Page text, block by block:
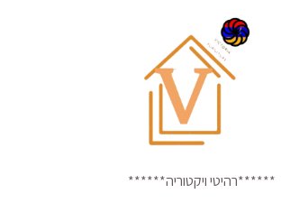
******רהיטי ויקטוריה******